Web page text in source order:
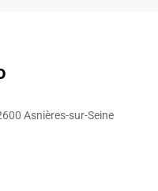
Asnières-sur-Seine